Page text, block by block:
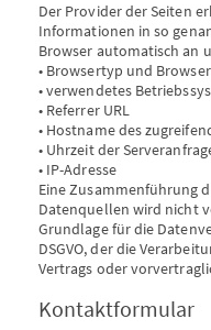
Der Provider der Seiten
Informationen in so
Browser automatisch an
• Browsertyp und
• verwendetes
• Referrer URL
• Hostname des
• Uhrzeit der
• IP-Adresse
Eine Zusammenführung
Datenquellen wird nicht
Grundlage für die
DSGVO, der die
Vertrags oder
Kontaktformular